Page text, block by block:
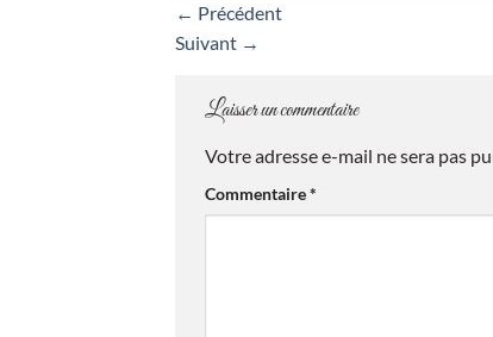
← Précédent
Suivant →
Laisser un commentaire
Votre adresse e-mail ne sera pas
Commentaire*